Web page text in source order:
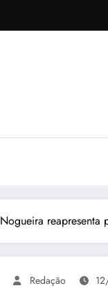
reapresenta
Redação